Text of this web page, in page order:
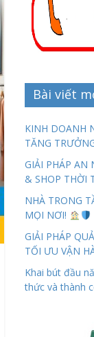
Bài viết
KINH DOANH
TĂNG
GIẢI PHÁP AN
& SHOP THỜI
NHÀ TRONG
MỌI NƠI!
GIẢI PHÁP
TỐI ƯU VẬN
Khai bút đầu
thức và thành